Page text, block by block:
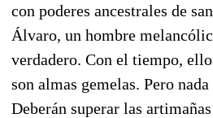
con poderes ancestrales de
Álvaro, un hombre
verdadero. Con el tiempo,
son almas gemelas. Pero
Deberán superar las